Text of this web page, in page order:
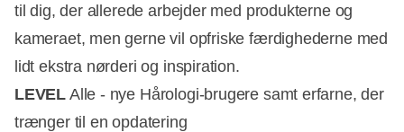
til dig, der allerede arbejder med produkterne og
kameraet, men gerne vil opfriske færdighederne med
lidt ekstra nørderi og inspiration.
LEVEL Alle - nye Hårologi-brugere samt erfarne, der
trænger til en opdatering